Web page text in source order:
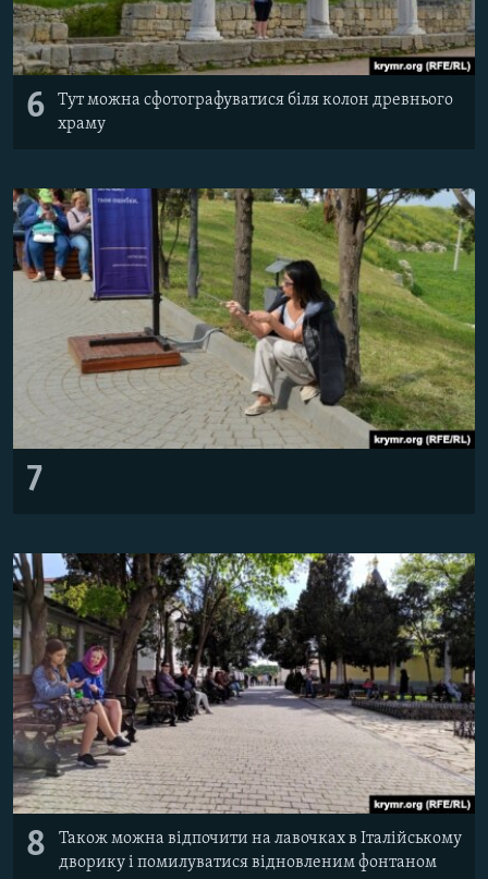
6
Тут можна сфотографуватися біля колон древнього
храму
7
8
Також можна відпочити на лавочках в Італійському
дворику і помилуватися відновленим фонтаном